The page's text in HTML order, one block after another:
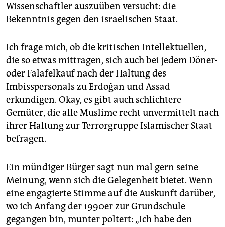
Wissenschaftler auszuüben versucht: die
Bekenntnis gegen den israelischen Staat.
Ich frage mich, ob die kritischen Intellektuellen,
die so etwas mittragen, sich auch bei jedem Döner-
oder Falafelkauf nach der Haltung des
Imbisspersonals zu Erdoğan und Assad
erkundigen. Okay, es gibt auch schlichtere
Gemüter, die alle Muslime recht unvermittelt nach
ihrer Haltung zur Terrorgruppe Islamischer Staat
befragen.
Ein mündiger Bürger sagt nun mal gern seine
Meinung, wenn sich die Gelegenheit bietet. Wenn
eine engagierte Stimme auf die Auskunft darüber,
wo ich Anfang der 1990er zur Grundschule
gegangen bin, munter poltert: „Ich habe den